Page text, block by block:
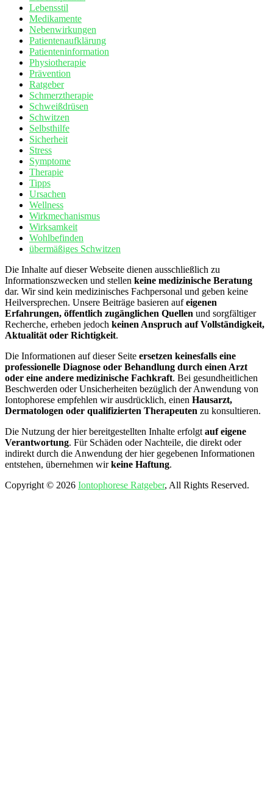
Lebensstil
Medikamente
Nebenwirkungen
Patientenaufklärung
Patienteninformation
Physiotherapie
Prävention
Ratgeber
Schmerztherapie
Schweißdrüsen
Schwitzen
Selbsthilfe
Sicherheit
Stress
Symptome
Therapie
Tipps
Ursachen
Wellness
Wirkmechanismus
Wirksamkeit
Wohlbefinden
übermäßiges Schwitzen
Die Inhalte auf dieser Webseite dienen ausschließlich zu
Informationszwecken und stellen keine medizinische Beratung
dar. Wir sind kein medizinisches Fachpersonal und geben keine
Heilversprechen. Unsere Beiträge basieren aufeigenen
Erfahrungen, öffentlich zugänglichen Quellen und sorgfältiger
Recherche, erheben jedoch keinen Anspruch auf Vollständigkeit,
Aktualität oder Richtigkeit.
Die Informationen auf dieser Seite ersetzen keinesfalls eine
professionelle Diagnose oder Behandlung durch einen Arzt
oder eine andere medizinische Fachkraft. Bei gesundheitlichen
Beschwerden oder Unsicherheiten bezüglich der Anwendung von
Iontophorese empfehlen wir ausdrücklich, einen Hausarzt,
Dermatologen oder qualifizierten Therapeuten zu konsultieren.
Die Nutzung der hier bereitgestellten Inhalte erfolgt auf eigene
Verantwortung. Für Schäden oder Nachteile, die direkt oder
indirekt durch die Anwendung der hier gegebenen Informationen
entstehen, übernehmen wirkeine Haftung.
Copyright © 2026 Iontophorese Ratgeber, All Rights Reserved.